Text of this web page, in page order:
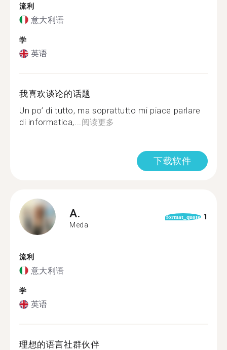
流利
意大利语
学
英语
我喜欢谈论的话题
Un po’ di tutto, ma soprattutto mi piace parlare
di informatica,...阅读更多
下载软件
A.
Meda
format_quote 1
流利
意大利语
学
英语
理想的语言社群伙伴